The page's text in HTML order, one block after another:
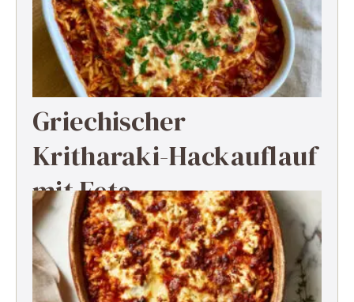
Griechischer
Kritharaki-Hackauflauf
mit Feta